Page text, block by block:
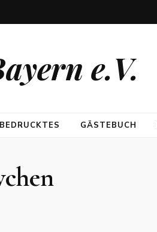
e.V.
BEDRUCKTES GÄSTEBUCH